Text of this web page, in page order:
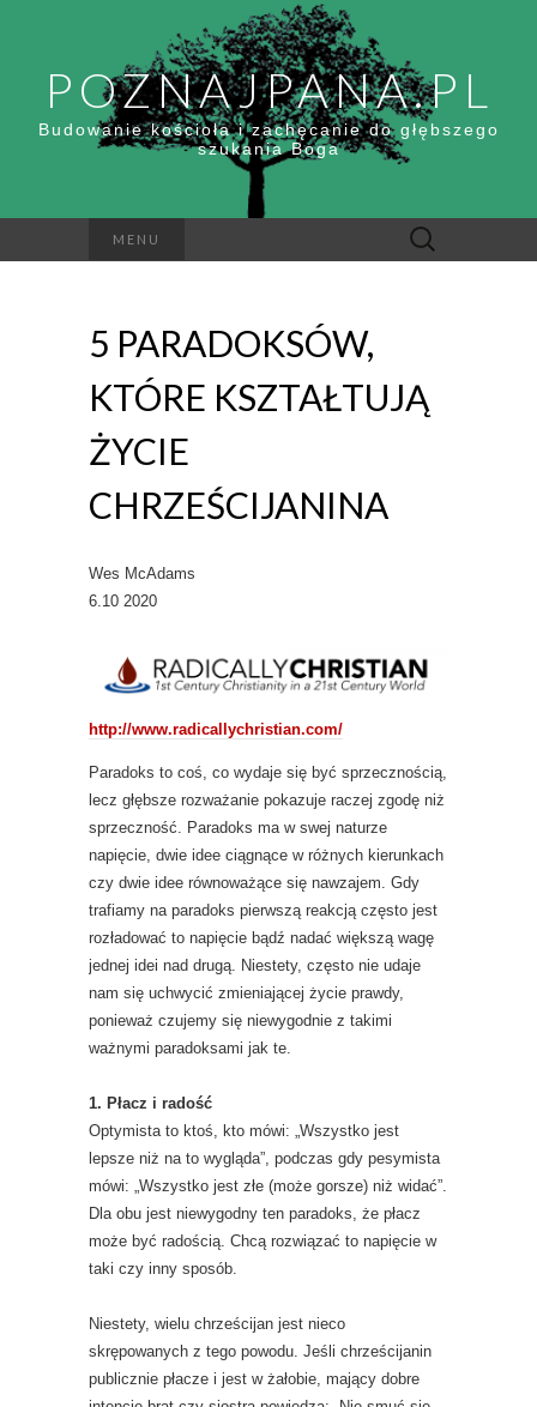
POZNAJPANA.PL
Budowanie kościoła i zachęcanie do głębszego
szukania Boga
MENU Szukaj:
5 PARADOKSÓW,
KTÓRE KSZTAŁTUJĄ
ŻYCIE
CHRZEŚCIJANINA
Wes McAdams
6.10 2020
http://www.radicallychristian.com/
Paradoks to coś, co wydaje się być sprzecznością,
lecz głębsze rozważanie pokazuje raczej zgodę niż
sprzeczność. Paradoks ma w swej naturze
napięcie, dwie idee ciągnące w różnych kierunkach
czy dwie idee równoważące się nawzajem. Gdy
trafiamy na paradoks pierwszą reakcją często jest
rozładować to napięcie bądź nadać większą wagę
jednej idei nad drugą. Niestety, często nie udaje
nam się uchwycić zmieniającej życie prawdy,
ponieważ czujemy się niewygodnie z takimi
ważnymi paradoksami jak te.
1. Płacz i radość
Optymista to ktoś, kto mówi: „Wszystko jest
lepsze niż na to wygląda”, podczas gdy pesymista
mówi: „Wszystko jest złe (może gorsze) niż widać”.
Dla obu jest niewygodny ten paradoks, że płacz
może być radością. Chcą rozwiązać to napięcie w
taki czy inny sposób.
Niestety, wielu chrześcijan jest nieco
skrępowanych z tego powodu. Jeśli chrześcijanin
publicznie płacze i jest w żałobie, mający dobre